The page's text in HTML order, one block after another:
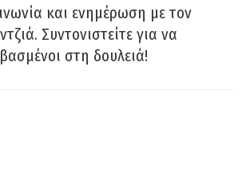
και ενημέρωση με τον
Συντονιστείτε για να
στη δουλειά!